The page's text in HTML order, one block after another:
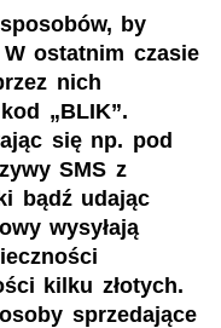
by
ostatnim czasie
nich
„BLIK”.
się np. pod
SMS z
bądź udając
wysyłają
kilku złotych.
sprzedające